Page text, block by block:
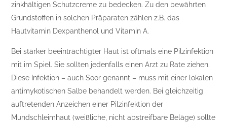
zinkhältigen Schutzcreme zu bedecken. Zu den bewährten
Grundstoffen in solchen Präparaten zählen z.B. das
Hautvitamin Dexpanthenol und Vitamin A.
Bei stärker beeinträchtigter Haut ist oftmals eine Pilzinfektion
mit im Spiel. Sie sollten jedenfalls einen Arzt zu Rate ziehen.
Diese Infektion – auch Soor genannt – muss mit einer lokalen
antimykotischen Salbe behandelt werden. Bei gleichzeitig
auftretenden Anzeichen einer Pilzinfektion der
Mundschleimhaut (weißliche, nicht abstreifbare Beläge) sollte